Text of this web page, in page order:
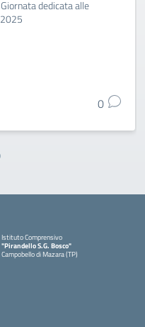
dedicata alle
0
Istituto Comprensivo
"Pirandello S.G. Bosco"
Campobello di Mazara (TP)
— Visita la pagina iniziale della scuola